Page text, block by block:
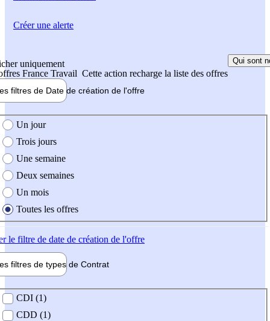
uniquement
France Travail Cette action recharge la liste des offres
Qui sont
filtres de Date de création de l'offre
création de l'offre
Un jour
Trois jours
Une semaine
Deux semaines
Un mois
Toutes les offres
le filtre de date de création de l'offre
filtres de types de Contrat
contrat
CDI (1)
CDD (1)
Créer une alerte